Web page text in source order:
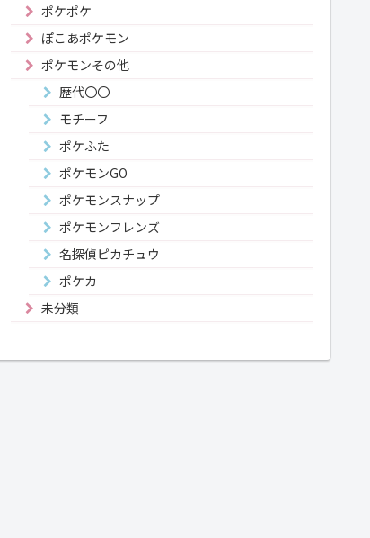
ポケポケ
ぽこあポケモン
ポケモンその他
歴代〇〇
モチーフ
ポケふた
ポケモンGO
ポケモンスナップ
ポケモンフレンズ
名探偵ピカチュウ
ポケカ
未分類